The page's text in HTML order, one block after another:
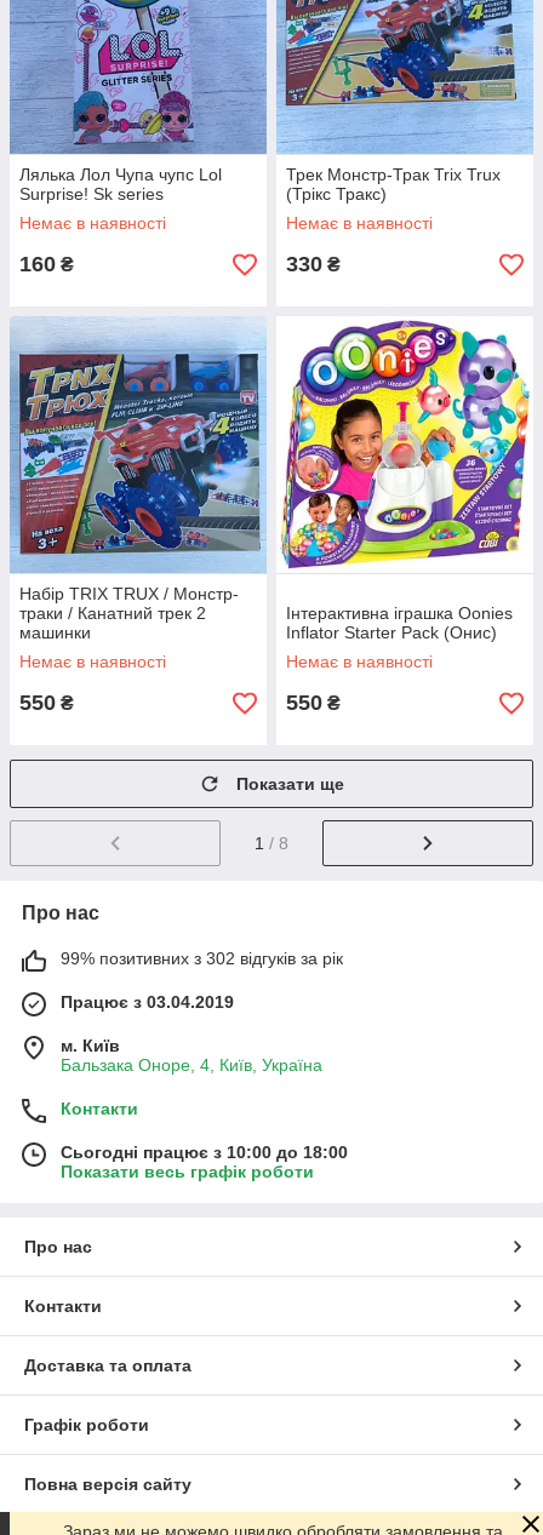
Лялька Лол Чупа чупс Lol
Surprise! Sk series
Немає в наявності
160 ₴
Трек Монстр-Трак Trix Trux
(Трікс Тракс)
Немає в наявності
330 ₴
Набір TRIX TRUX / Монстр-
траки / Канатний трек 2
машинки
Немає в наявності
550 ₴
Інтерактивна іграшка Oonies
Inflator Starter Pack (Онис)
Немає в наявності
550 ₴
Показати ще
1 / 8
Про нас
99% позитивних з 302 відгуків за рік
Працює з 03.04.2019
м. Київ
Бальзака Оноре, 4, Київ, Україна
Контакти
Сьогодні працює з 10:00 до 18:00
Показати весь графік роботи
Про нас
Контакти
Доставка та оплата
Графік роботи
Повна версія сайту